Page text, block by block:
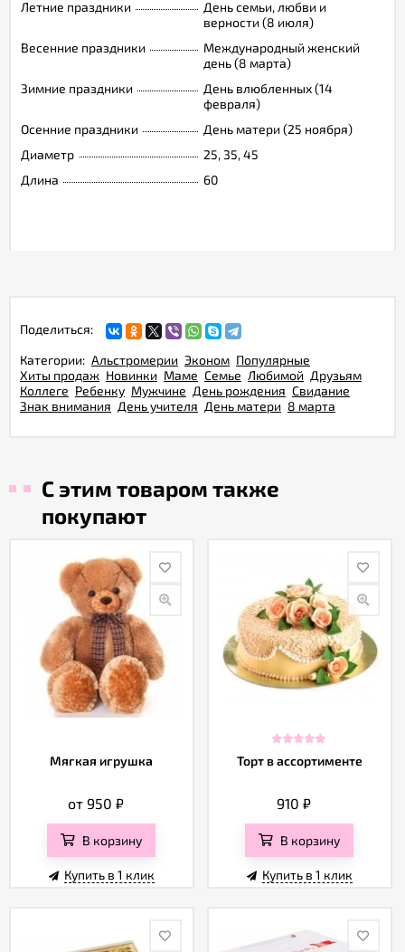
Летние праздники
День семьи, любви и
верности (8 июля)
Весенние праздники
Международный женский
день (8 марта)
Зимние праздники
День влюбленных (14
февраля)
Осенние праздники
День матери (25 ноября)
Диаметр
25, 35, 45
Длина
60
Поделиться:
Категории: Альстромерии Эконом Популярные
Хиты продаж Новинки Маме Семье Любимой Друзьям
Коллеге Ребенку Мужчине День рождения Свидание
Знак внимания День учителя День матери 8 марта
С этим товаром также
покупают
Мягкая игрушка
от 950₽
В корзину
Купить в 1 клик
Торт в ассортименте
910₽
В корзину
Купить в 1 клик